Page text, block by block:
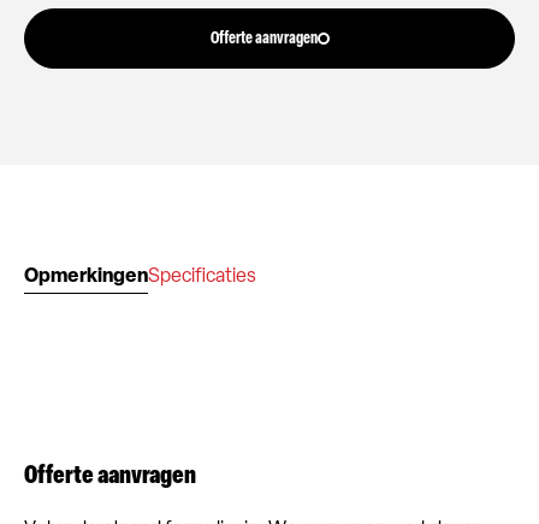
Offerte aanvragen
OpmerkingenSpecificaties
Offerte aanvragen